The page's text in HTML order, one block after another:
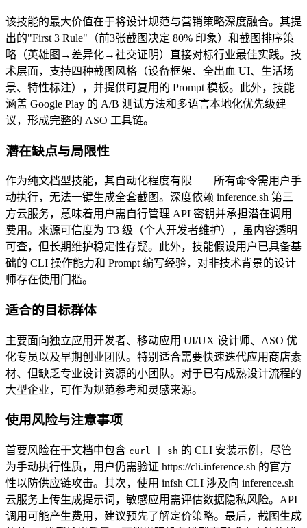
该技能的最大价值在于将设计规范与营销策略深度融合。其提
出的"First 3 Rule"（前3张截图决定 80% 印象）和截图排序策
略（英雄图→差异化→社交证明）直接对标行业最佳实践。技
术层面，支持四种截图风格（设备框架、全出血 UI、生活场
景、特性标注），并提供可复用的 Prompt 模板。此外，技能
涵盖 Google Play 的 A/B 测试方法和多语言本地化优先级建
议，形成完整的 ASO 工具链。
潜在缺点与局限性
作为纯文档型技能，其自动化程度有限——所有命令需用户手
动执行，无法一键生成全套截图。深度依赖 inference.sh 第三
方云服务，意味着用户需自行管理 API 密钥并承担潜在调用
费用。来源可信度为 T3 级（个人开发者维护），虽内容透明
可查，但长期维护稳定性存疑。此外，技能假设用户已具备基
础的 CLI 操作能力和 Prompt 编写经验，对非技术背景的设计
师存在使用门槛。
适合的目标群体
主要面向独立应用开发者、移动应用 UI/UX 设计师、ASO 优
化专员以及早期创业团队。特别适合需要快速迭代应用商店素
材、但缺乏专业设计资源的小团队。对于已有成熟设计流程的
大型企业，可作为规范参考和灵感来源。
使用风险与注意事项
首要风险在于文档中包含 curl | sh 的 CLI 安装示例，尽管
为手动执行性质，用户仍需验证 https://cli.inference.sh 的官方
性以防供应链攻击。其次，使用 infsh CLI 涉及向 inference.sh
云服务上传生成提示词，敏感应用需评估数据隐私风险。API
调用可能产生费用，建议预先了解定价策略。最后，截图生成